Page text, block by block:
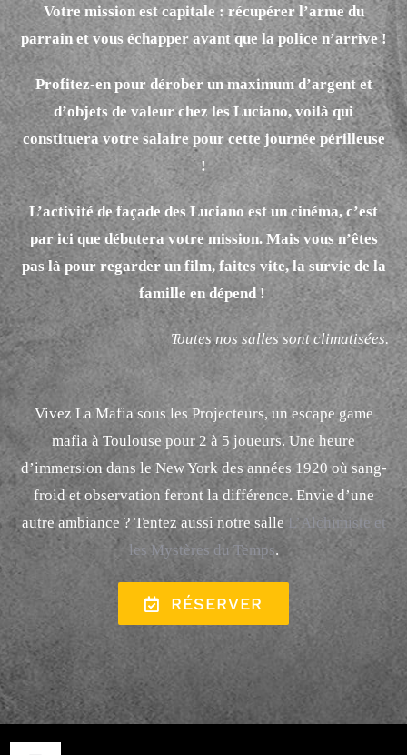
Votre mission est capitale : récupérer l’arme du
parrain et vous échapper avant que la police n’arrive !
Profitez-en pour dérober un maximum d’argent et
d’objets de valeur chez les Luciano, voilà qui
constituera votre salaire pour cette journée périlleuse
!
L’activité de façade des Luciano est un cinéma, c’est
par ici que débutera votre mission. Mais vous n’êtes
pas là pour regarder un film, faites vite, la survie de la
famille en dépend !
Toutes nos salles sont climatisées.
Vivez La Mafia sous les Projecteurs, un escape game
mafia à Toulouse pour 2 à 5 joueurs. Une heure
d’immersion dans le New York des années 1920 où sang-
froid et observation feront la différence. Envie d’une
autre ambiance ? Tentez aussi notre salle L’Alchimiste et
les Mystères du Temps.
RÉSERVER